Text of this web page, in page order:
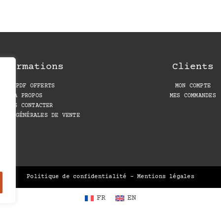
LES PDF OFFERTS
A PROPOS
NOUS CONTACTER
GÉNÉRALES DE VENTE
Clients
MON COMPTE
MES COMMANDES
Politique de confidentialité –Mentions légales
FR EN